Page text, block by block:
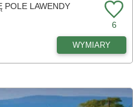
POLE LAWENDY
6
WYMIARY